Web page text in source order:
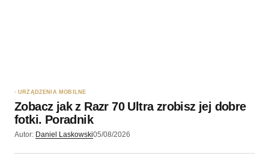
Wyślij komentarz
URZĄDZENIA MOBILNE
Zobacz jak z Razr 70 Ultra zrobisz jej dobre
fotki. Poradnik
Autor: Daniel Laskowski05/08/2026